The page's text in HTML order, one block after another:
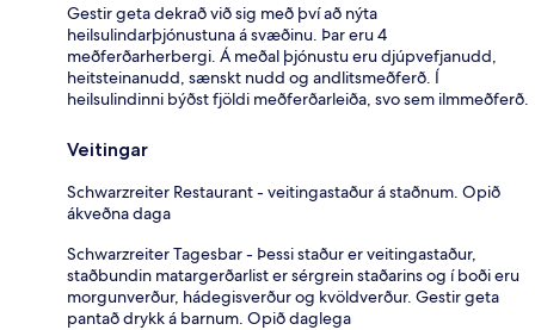
Gestir geta dekrað við sig með því að nýta
heilsulindarþjónustuna á svæðinu. Þar eru 4
meðferðarherbergi. Á meðal þjónustu eru djúpvefjanudd,
heitsteinanudd, sænskt nudd og andlitsmeðferð. Í
heilsulindinni býðst fjöldi meðferðarleiða, svo sem ilmmeðferð.
Veitingar
Schwarzreiter Restaurant - veitingastaður á staðnum. Opið
ákveðna daga
Schwarzreiter Tagesbar - Þessi staður er veitingastaður,
staðbundin matargerðarlist er sérgrein staðarins og í boði eru
morgunverður, hádegisverður og kvöldverður. Gestir geta
pantað drykk á barnum. Opið daglega